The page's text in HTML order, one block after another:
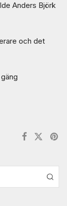
Anders Björk
och det